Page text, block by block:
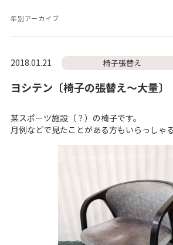
年別アーカイブ
2018.01.21 椅子張替え
ヨシテン〔椅子の張替え～大量〕
某スポーツ施設（？）の椅子です。
月例などで見たことがある方もいらっしゃ